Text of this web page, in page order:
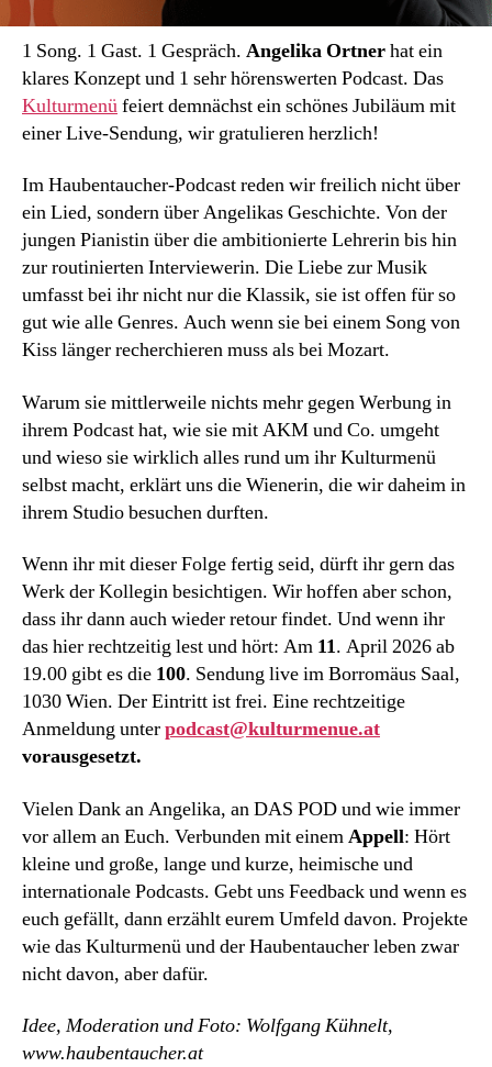
1 Song. 1 Gast. 1 Gespräch. Angelika Ortnerhat ein
klares Konzept und 1 sehr hörenswerten Podcast. Das
Kulturmenüfeiert demnächst ein schönes Jubiläum mit
einer Live-Sendung, wir gratulieren herzlich!
Im Haubentaucher-Podcast reden wir freilich nicht über
ein Lied, sondern über Angelikas Geschichte. Von der
jungen Pianistin über die ambitionierte Lehrerin bis hin
zur routinierten Interviewerin. Die Liebe zur Musik
umfasst bei ihr nicht nur die Klassik, sie ist offen für so
gut wie alle Genres. Auch wenn sie bei einem Song von
Kiss länger recherchieren muss als bei Mozart.
Warum sie mittlerweile nichts mehr gegen Werbung in
ihrem Podcast hat, wie sie mit AKM und Co. umgeht
und wieso sie wirklich alles rund um ihr Kulturmenü
selbst macht, erklärt uns die Wienerin, die wir daheim in
ihrem Studio besuchen durften.
Wenn ihr mit dieser Folge fertig seid, dürft ihr gern das
Werk der Kollegin besichtigen. Wir hoffen aber schon,
dass ihr dann auch wieder retour findet. Und wenn ihr
das hier rechtzeitig lest und hört: Am 11. April 2026 ab
19.00 gibt es die 100. Sendung live im Borromäus Saal,
1030 Wien. Der Eintritt ist frei. Eine rechtzeitige
Anmeldung unterpodcast@kulturmenue.at
vorausgesetzt.
Vielen Dank an Angelika, an DAS POD und wie immer
vor allem an Euch. Verbunden mit einemAppell: Hört
kleine und große, lange und kurze, heimische und
internationale Podcasts. Gebt uns Feedback und wenn es
euch gefällt, dann erzählt eurem Umfeld davon. Projekte
wie das Kulturmenü und der Haubentaucher leben zwar
nicht davon, aber dafür.
Idee, Moderation und Foto: Wolfgang Kühnelt,
www.haubentaucher.at